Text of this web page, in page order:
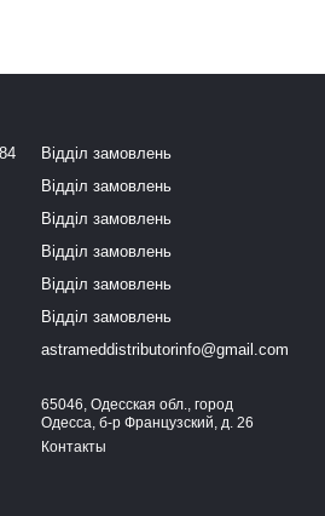
Відділ замовлень
Відділ замовлень
Відділ замовлень
Відділ замовлень
Відділ замовлень
Відділ замовлень
astrameddistributorinfo@gmail.com
65046, Одесская обл., город
Одесса, б-р Французский, д. 26
Контакты